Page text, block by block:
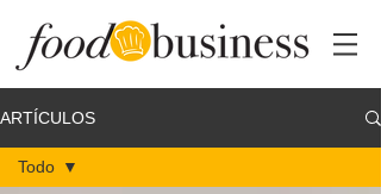
ARTÍCULOS
Todo